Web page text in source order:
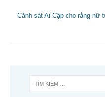
Cảnh sát Ai Cập cho rằng nữ